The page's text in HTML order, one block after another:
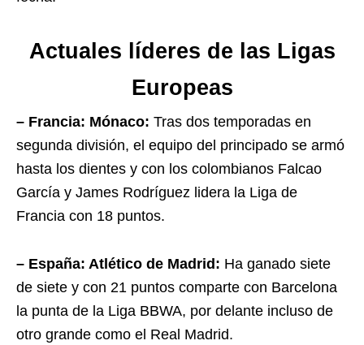
Actuales líderes de las Ligas
Europeas
– Francia: Mónaco: Tras dos temporadas en
segunda división, el equipo del principado se armó
hasta los dientes y con los colombianos Falcao
García y James Rodríguez lidera la Liga de
Francia con 18 puntos.
– España: Atlético de Madrid: Ha ganado siete
de siete y con 21 puntos comparte con Barcelona
la punta de la Liga BBWA, por delante incluso de
otro grande como el Real Madrid.